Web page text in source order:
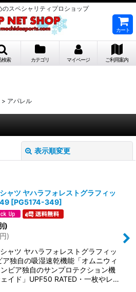
のスペシャリティプロショップ
カート
検索 カテゴリ マイページ ご利用案内
> アパレル
表示順変更
絞り込む
ャツ ヤハラフォレストグラフィッ
[PG5174-349]
)
円)
ャツ ヤハラフォレストグラフィッ
ア独自の吸湿速乾機能「オムニウィ
ビア独自のサンプロテクション機
イド」UPF50 RATED・一枚やレ…